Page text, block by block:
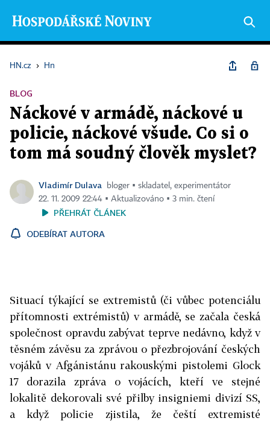
HN.cz › Hn
BLOG
Náckové v armádě, náckové u
policie, náckové všude. Co si o
tom má soudný člověk myslet?
Vladimír Dulava
bloger ▪ skladatel, experimentátor
22. 11. 2009 22:44 ▪ Aktualizováno ▪ 3 min. čtení
PŘEHRÁT ČLÁNEK
ODEBÍRAT AUTORA
Situací týkající se extremistů (či vůbec potenciálu
přítomnosti extrémistů) v armádě, se začala česká
společnost opravdu zabývat teprve nedávno, když v
těsném závěsu za zprávou o přezbrojování českých
vojáků v Afgánistánu rakouskými pistolemi Glock
17 dorazila zpráva o vojácích, kteří ve stejné
lokalitě dekorovali své přilby insigniemi divizí SS,
a když policie zjistila, že čeští extremisté